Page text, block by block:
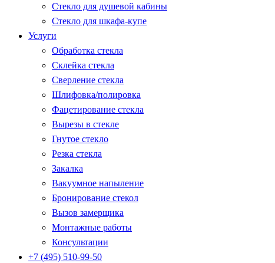
Стекло для душевой кабины
Стекло для шкафа-купе
Услуги
Обработка стекла
Склейка стекла
Сверление стекла
Шлифовка/полировка
Фацетирование стекла
Вырезы в стекле
Гнутое стекло
Резка стекла
Закалка
Вакуумное напыление
Бронирование стекол
Вызов замерщика
Монтажные работы
Консультации
+7 (495) 510-99-50